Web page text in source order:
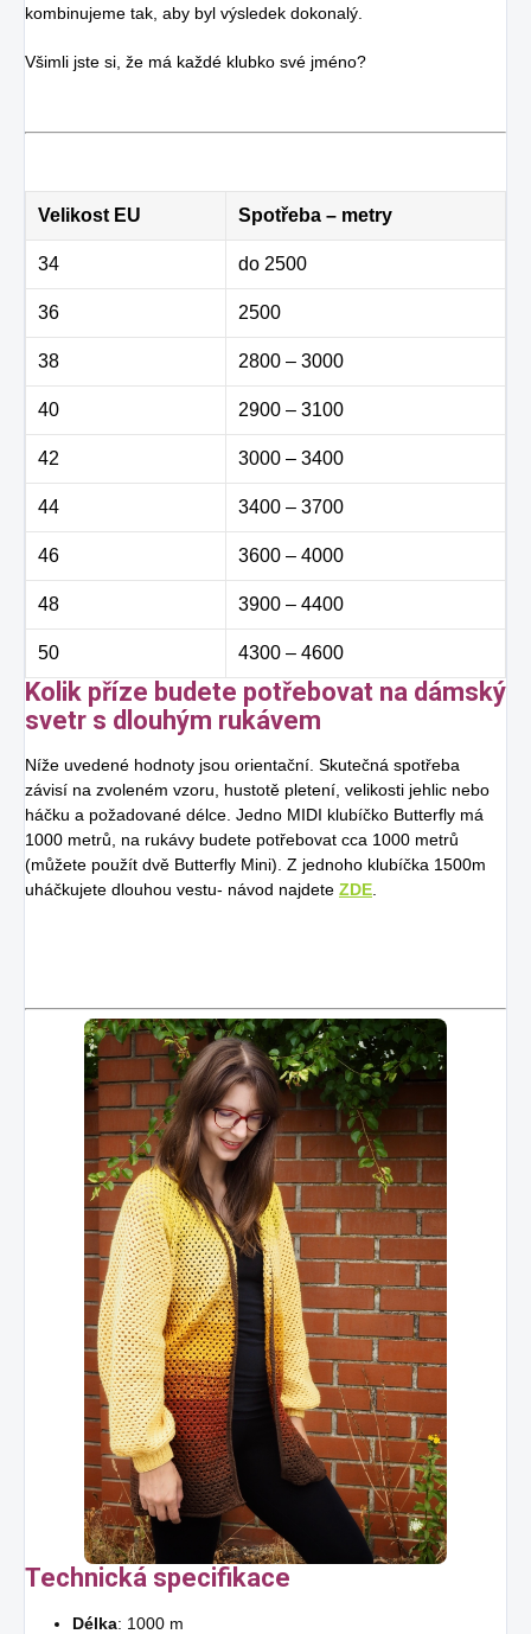
kombinujeme tak, aby byl výsledek dokonalý.
Všimli jste si, že má každé klubko své jméno?
Kolik příze budete potřebovat na dámský
svetr s dlouhým rukávem
Níže uvedené hodnoty jsou orientační. Skutečná spotřeba
závisí na zvoleném vzoru, hustotě pletení, velikosti jehlic nebo
háčku a požadované délce. Jedno MIDI klubíčko Butterfly má
1000 metrů, na rukávy budete potřebovat cca 1000 metrů
(můžete použít dvě Butterfly Mini). Z jednoho klubíčka 1500m
uháčkujete dlouhou vestu- návod najdete ZDE
Velikost EU Spotřeba – metry
34 do 2500
36 2500
38 2800 – 3000
40 2900 – 3100
42 3000 – 3400
44 3400 – 3700
46 3600 – 4000
48 3900 – 4400
50 4300 – 4600
Technická specifikace
Délka: 1000 m